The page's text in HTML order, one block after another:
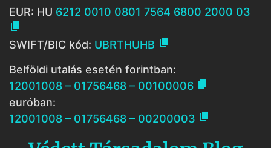
EUR: HU 6212 0010 0801 7564 6800 2000 03

SWIFT/BIC kód: UBRTHUHB 
Belföldi utalás esetén forintban:
12001008 – 01756468 – 00100006 
euróban:
12001008 – 01756468 – 00200003 